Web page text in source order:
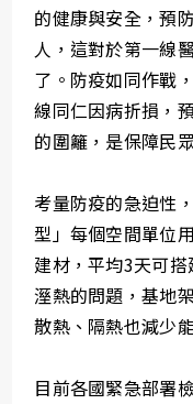
的健康與安全，預
人，這對於第一線
了。防疫如同作戰
線同仁因病折損，
的圍籬，是保障民
考量防疫的急迫性
型」每個空間單位
建材，平均3天可
溼熱的問題，基地
散熱、隔熱也減少
目前各國緊急部署